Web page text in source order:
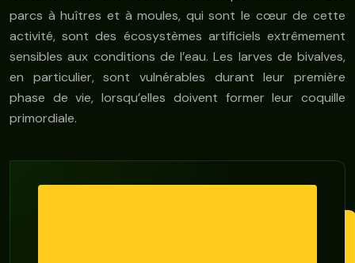
parcs à huîtres et à moules, qui sont le cœur de cette
activité, sont des écosystèmes artificiels extrêmement
sensibles aux conditions de l’eau. Les larves de bivalves,
en particulier, sont vulnérables durant leur première
phase de vie, lorsqu’elles doivent former leur coquille
primordiale.